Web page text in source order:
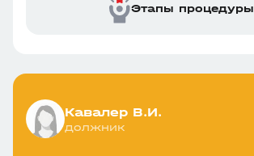
Этапы процедуры
Кавалер В.И.
должник